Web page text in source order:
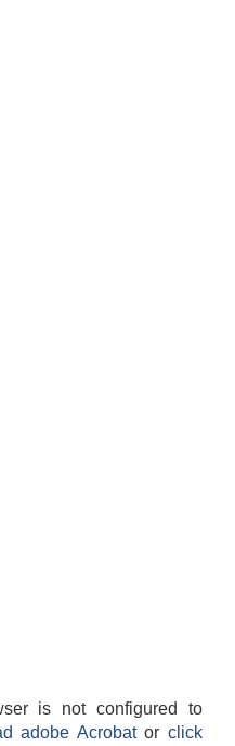
is not configured to
adobe Acrobatorclick